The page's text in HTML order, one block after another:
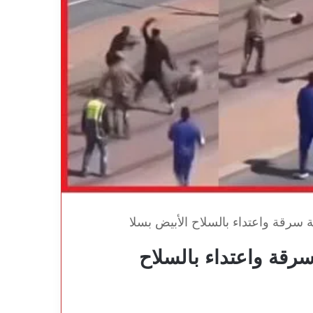
واعتداء بالسلاح الأبيض بسلا
واعتداء بالسلاح